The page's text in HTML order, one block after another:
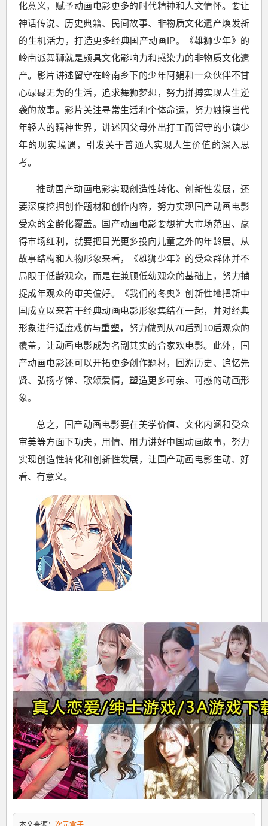
化意义，赋予动画电影更多的时代精神和人文情怀。要让
神话传说、历史典籍、民间故事、非物质文化遗产焕发新
的生机活力，打造更多经典国产动画IP。《雄狮少年》的
岭南派舞狮就是颇具文化影响力和感染力的非物质文化遗
产。影片讲述留守在岭南乡下的少年阿娟和一众伙伴不甘
心碌碌无为的生活，追求舞狮梦想，努力拼搏实现人生逆
袭的故事。影片关注寻常生活和个体命运，努力触摸当代
年轻人的精神世界，讲述因父母外出打工而留守的小镇少
年的现实境遇，引发关于普通人实现人生价值的深入思
考。
推动国产动画电影实现创造性转化、创新性发展，还
要深度挖掘创作题材和创作内容，努力实现国产动画电影
受众的全龄化覆盖。国产动画电影要想扩大市场范围、赢
得市场红利，就要把目光更多投向儿童之外的年龄层。从
故事结构和人物形象来看，《雄狮少年》的受众群体并不
局限于低龄观众，而是在兼顾低幼观众的基础上，努力捕
捉成年观众的审美偏好。《我们的冬奥》创新性地把新中
国成立以来若干经典动画电影形象集结在一起，并对经典
形象进行适度戏仿与重塑，努力做到从70后到10后观众的
覆盖，让动画电影成为名副其实的合家欢电影。此外，国
产动画电影还可以开拓更多创作题材，回溯历史、追忆先
贤、弘扬孝悌、歌颂爱情，塑造更多可亲、可感的动画形
象。
总之，国产动画电影要在美学价值、文化内涵和受众
审美等方面下功夫，用情、用力讲好中国动画故事，努力
实现创造性转化和创新性发展，让国产动画电影生动、好
看、有意义。